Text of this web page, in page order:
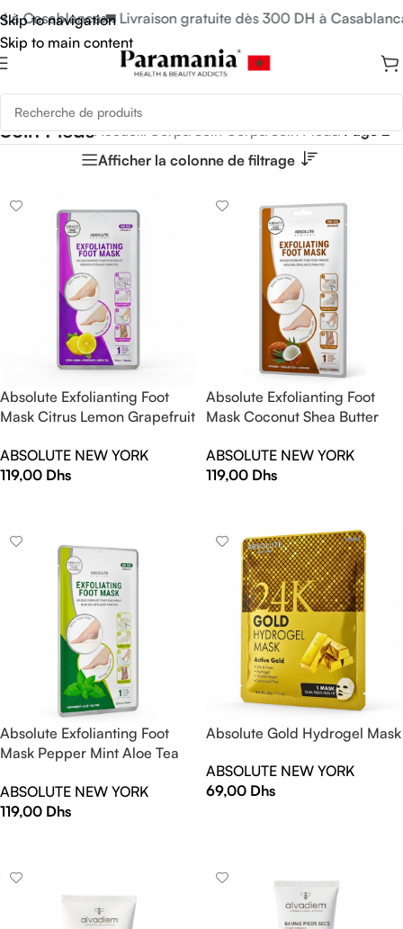
Skip to navigation
Skip to main content
🚛 Livraison gratuite dès 300 DH à Casablanca
Soin PiedsAccueil/Corps/Soin Corps/Soin Pieds/Page 2
Afficher la colonne de filtrage
Absolute Exfolianting Foot
Mask Citrus Lemon Grapefruit
ABSOLUTE NEW YORK
119,00 Dhs
Absolute Exfolianting Foot
Mask Coconut Shea Butter
ABSOLUTE NEW YORK
119,00 Dhs
Absolute Exfolianting Foot
Mask Pepper Mint Aloe Tea
ABSOLUTE NEW YORK
119,00 Dhs
Absolute Gold Hydrogel Mask
ABSOLUTE NEW YORK
69,00 Dhs